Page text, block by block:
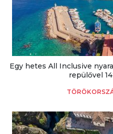
Egy hetes All Inclusive
repülővel